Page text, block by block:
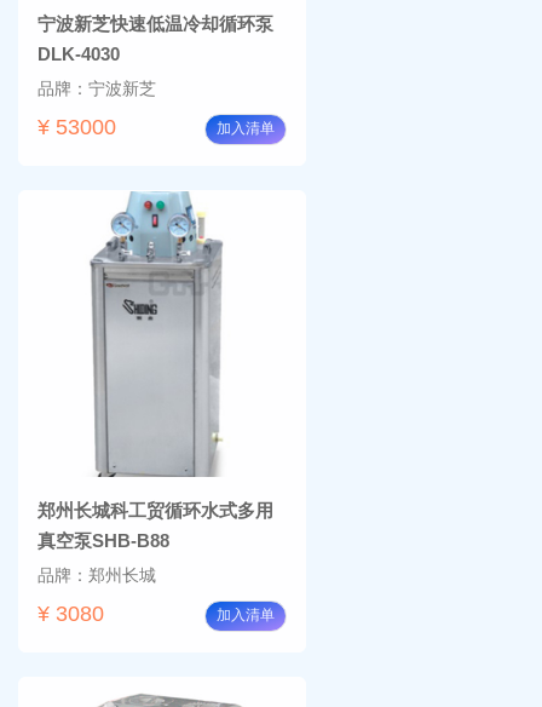
宁波新芝快速低温冷却循环泵
DLK-4030
品牌：宁波新芝
¥ 53000 加入清单
郑州长城科工贸循环水式多用
真空泵SHB-B88
品牌：郑州长城
¥ 3080 加入清单